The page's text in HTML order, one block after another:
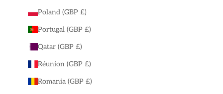
Poland (GBP £)
Portugal (GBP £)
Qatar (GBP £)
Réunion (GBP £)
Romania (GBP £)